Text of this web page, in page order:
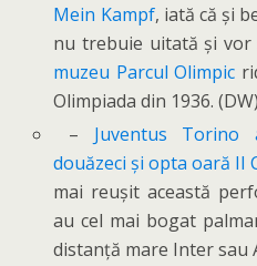
Mein Kampf, iată că și
nu trebuie uitată și vor
muzeu Parcul Olimpic
Olimpiada din 1936. (DW)
– Juventus
douăzeci și opta oară Il
mai reușit această
au cel mai bogat
distanță mare Inter sau